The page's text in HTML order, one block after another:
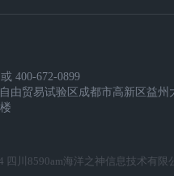
400-672-0899
由贸易试验区成都市高新区益州
四川8590am海洋之神信息技术有限